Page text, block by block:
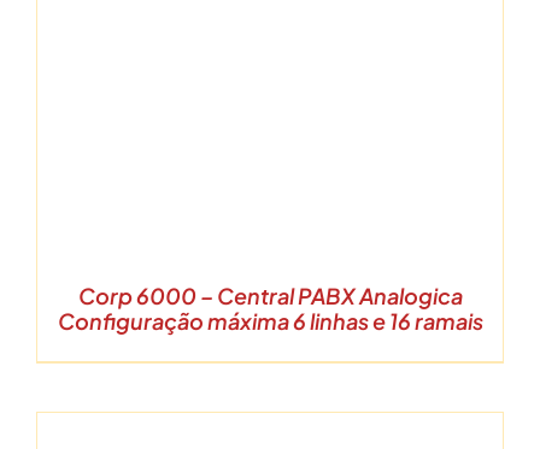
Corp 6000 – Central PABX Analogica
Configuração máxima 6 linhas e 16 ramais